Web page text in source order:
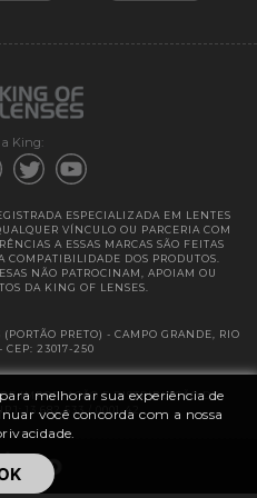
melhorar sua experiência de
você concorda com a nossa
a King:
ESPECIALIZADA EM LENTES
VÍNCULO OU PARCERIA COM
A ESSAS MARCAS SÃO FEITAS
DOS PRODUTOS.
NÃO PATROCINAM, APOIAM OU
DA KING OF LENSES.
PRETO) - CAMPO GRANDE, RIO
CEP: 23017-250
IMPORTAÇÃO E DISTRIBUIÇÃO DE
13.682.533 / 0001-42